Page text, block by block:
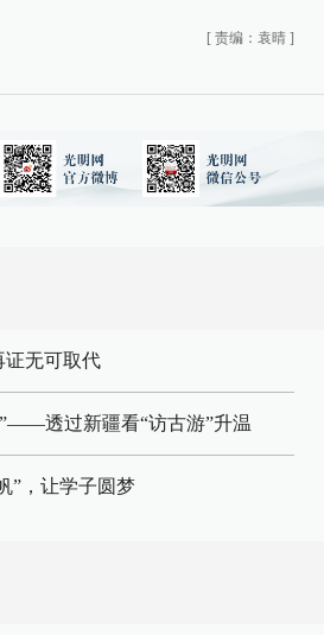
[ 责编：袁晴 ]
证无可取代
”——透过新疆看“访古游”升温
”，让学子圆梦